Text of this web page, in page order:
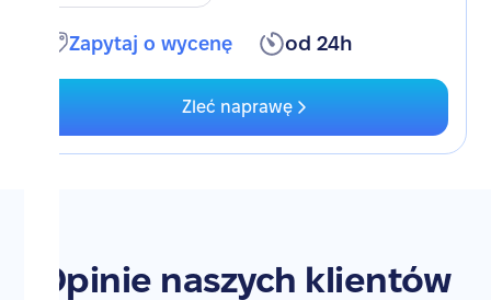
Zapytaj o wycenę od 24h
Zleć naprawę
Opinie naszych klientów